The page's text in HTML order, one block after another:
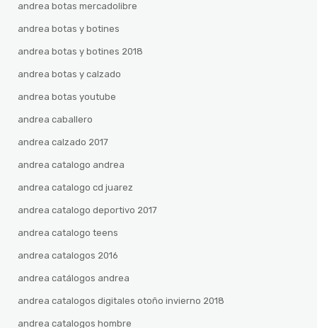
andrea botas mercadolibre
andrea botas y botines
andrea botas y botines 2018
andrea botas y calzado
andrea botas youtube
andrea caballero
andrea calzado 2017
andrea catalogo andrea
andrea catalogo cd juarez
andrea catalogo deportivo 2017
andrea catalogo teens
andrea catalogos 2016
andrea catálogos andrea
andrea catalogos digitales otoño invierno 2018
andrea catalogos hombre